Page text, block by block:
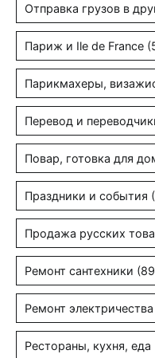
Отправка грузов в
Париж и Ile de France
Парикмахеры,
Перевод и
Повар, готовка для
Праздники и события
Продажа русских
Ремонт сантехники
Ремонт
Рестораны, кухня, еда